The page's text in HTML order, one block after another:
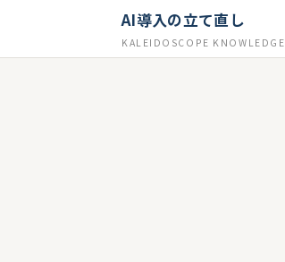
AI導入の立て直し
KALEIDOSCOPE KNOWLEDGE